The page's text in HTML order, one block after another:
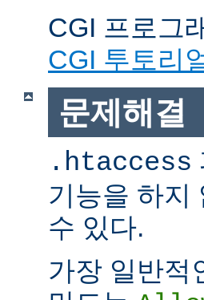
CGI 프로그
CGI 투토리
문제해결
.htaccess
기능을 하지
수 있다.
가장 일반적